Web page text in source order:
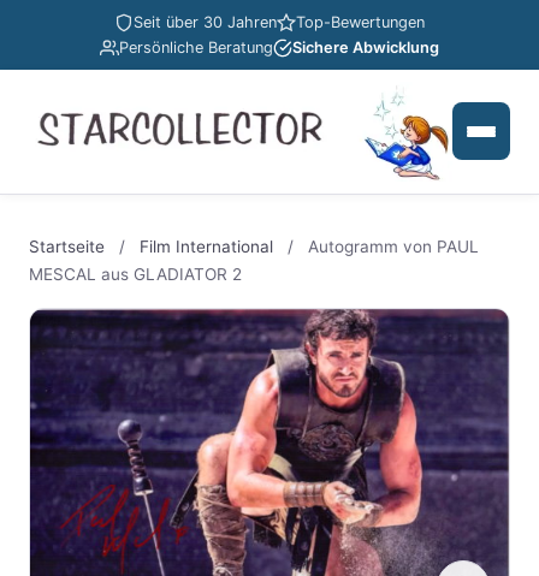
Seit über 30 Jahren
Top-Bewertungen
Persönliche Beratung
Sichere Abwicklung
Startseite / Film International /
Autogramm von PAUL
MESCAL aus GLADIATOR 2